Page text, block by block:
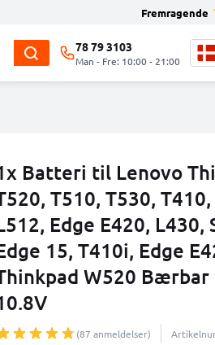
Fremragende
78 79 3103
Man - Fre: 10:00 - 21:00
Batteri til Lenovo
T510, T530,
Edge E420, L430,
15, T410i, Edge
W520
(87 anmeldelser)